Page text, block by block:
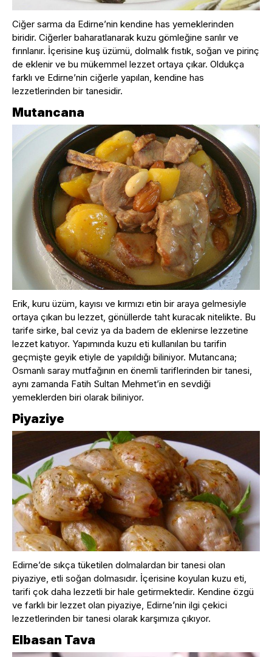
Ciğer sarma da Edirne’nin kendine has yemeklerinden
biridir. Ciğerler baharatlanarak kuzu gömleğine sarılır ve
fırınlanır. İçerisine kuş üzümü, dolmalık fıstık, soğan ve pirinç
de eklenir ve bu mükemmel lezzet ortaya çıkar. Oldukça
farklı ve Edirne’nin ciğerle yapılan, kendine has
lezzetlerinden bir tanesidir.
Mutancana
Erik, kuru üzüm, kayısı ve kırmızı etin bir araya gelmesiyle
ortaya çıkan bu lezzet, gönüllerde taht kuracak nitelikte. Bu
tarife sirke, bal ceviz ya da badem de eklenirse lezzetine
lezzet katıyor. Yapımında kuzu eti kullanılan bu tarifin
geçmişte geyik etiyle de yapıldığı biliniyor. Mutancana;
Osmanlı saray mutfağının en önemli tariflerinden bir tanesi,
aynı zamanda Fatih Sultan Mehmet’in en sevdiği
yemeklerden biri olarak biliniyor.
Piyaziye
Edirne’de sıkça tüketilen dolmalardan bir tanesi olan
piyaziye, etli soğan dolmasıdır. İçerisine koyulan kuzu eti,
tarifi çok daha lezzetli bir hale getirmektedir. Kendine özgü
ve farklı bir lezzet olan piyaziye, Edirne’nin ilgi çekici
lezzetlerinden bir tanesi olarak karşımıza çıkıyor.
Elbasan Tava